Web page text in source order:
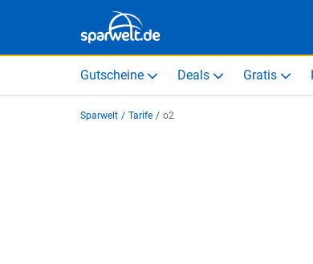
Gutscheine Deals Gratis
Sparwelt / Tarife / o2